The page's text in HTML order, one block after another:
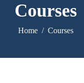
Courses
Home Courses